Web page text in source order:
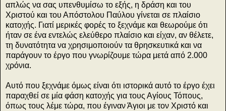
απλώς να σας υπενθυμίσω το εξής, η δράση και του
Χριστού και του Απόστολου Παύλου γίνεται σε πλαίσιο
κατοχής. Γιατί μερικές φορές το ξεχνάμε και θεωρούμε ότι
ήταν σε ένα εντελώς ελεύθερο πλαίσιο και είχαν, αν θέλετε,
τη δυνατότητα να χρησιμοποιούν τα θρησκευτικά και να
παράγουν το έργο που γνωρίζουμε τώρα μετά από 2.000
χρόνια.
Αυτό που ξεχνάμε όμως είναι ότι ιστορικά αυτό το έργο έχει
παραχθεί σε μία φάση κατοχής για τους Αγίους Τόπους,
όπως τους λέμε τώρα, που έγιναν Άγιοι με τον Χριστό και